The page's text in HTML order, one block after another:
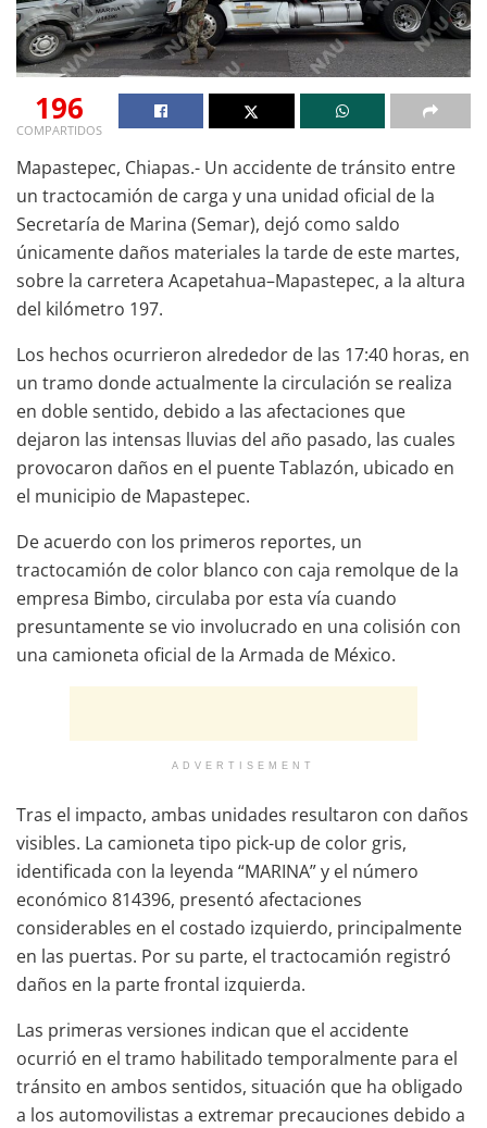
196
COMPARTIDOS
Mapastepec, Chiapas.- Un accidente de tránsito entre
un tractocamión de carga y una unidad oficial de la
Secretaría de Marina (Semar), dejó como saldo
únicamente daños materiales la tarde de este martes,
sobre la carretera Acapetahua–Mapastepec, a la altura
del kilómetro 197.
Los hechos ocurrieron alrededor de las 17:40 horas, en
un tramo donde actualmente la circulación se realiza
en doble sentido, debido a las afectaciones que
dejaron las intensas lluvias del año pasado, las cuales
provocaron daños en el puente Tablazón, ubicado en
el municipio de Mapastepec.
De acuerdo con los primeros reportes, un
tractocamión de color blanco con caja remolque de la
empresa Bimbo, circulaba por esta vía cuando
presuntamente se vio involucrado en una colisión con
una camioneta oficial de la Armada de México.
ADVERTISEMENT
Tras el impacto, ambas unidades resultaron con daños
visibles. La camioneta tipo pick-up de color gris,
identificada con la leyenda “MARINA” y el número
económico 814396, presentó afectaciones
considerables en el costado izquierdo, principalmente
en las puertas. Por su parte, el tractocamión registró
daños en la parte frontal izquierda.
Las primeras versiones indican que el accidente
ocurrió en el tramo habilitado temporalmente para el
tránsito en ambos sentidos, situación que ha obligado
a los automovilistas a extremar precauciones debido a